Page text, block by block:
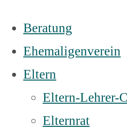
Beratung
Ehemaligenverein
Eltern
Eltern-Lehrer-
Elternrat